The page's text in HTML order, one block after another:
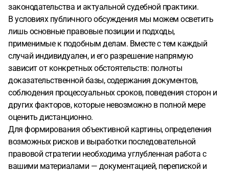
законодательства и актуальной судебной практики.
В условиях публичного обсуждения мы можем осветить
лишь основные правовые позиции и подходы,
применимые к подобным делам. Вместе с тем каждый
случай индивидуален, и его разрешение напрямую
зависит от конкретных обстоятельств: полноты
доказательственной базы, содержания документов,
соблюдения процессуальных сроков, поведения сторон и
других факторов, которые невозможно в полной мере
оценить дистанционно.
Для формирования объективной картины, определения
возможных рисков и выработки последовательной
правовой стратегии необходима углубленная работа с
вашими материалами — документацией, перепиской и